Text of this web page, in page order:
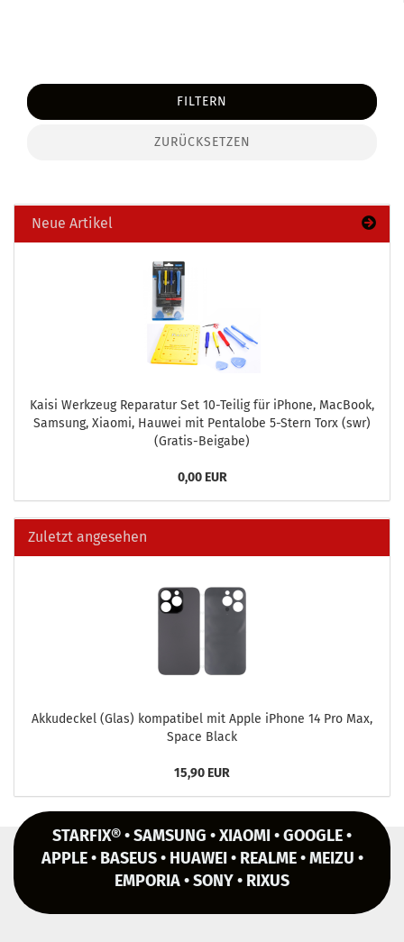
FILTERN
ZURÜCKSETZEN
Neue Artikel
Kaisi Werk­zeug Re­pa­ra­tur Set 10-​Teilig für iPho­ne, MacBook,
Sam­sung, Xiao­mi, Hau­wei mit Pen­talo­be 5-​Stern Torx (swr)
(Gratis-​Beigabe)
0,00 EUR
Zuletzt angesehen
Ak­ku­de­ckel (Glas) kom­pa­ti­bel mit Apple iPho­ne 14 Pro Max,
Space Black
15,90 EUR
STARFIX® • SAMSUNG • XIAOMI • GOOGLE •
APPLE • BASEUS • HUAWEI • REALME • MEIZU •
EMPORIA • SONY • RIXUS